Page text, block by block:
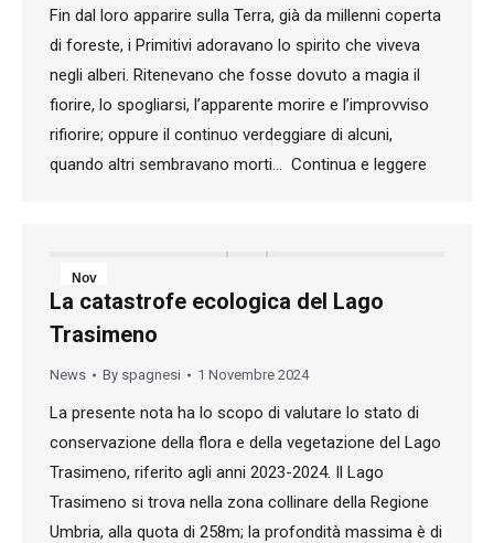
Fin dal loro apparire sulla Terra, già da millenni coperta
di foreste, i Primitivi adoravano lo spirito che viveva
negli alberi. Ritenevano che fosse dovuto a magia il
fiorire, lo spogliarsi, l’apparente morire e l’improvviso
rifiorire; oppure il continuo verdeggiare di alcuni,
quando altri sembravano morti… Continua e leggere
Nov
1
2024
La catastrofe ecologica del Lago
Trasimeno
News By spagnesi 1 Novembre 2024
La presente nota ha lo scopo di valutare lo stato di
conservazione della flora e della vegetazione del Lago
Trasimeno, riferito agli anni 2023-2024. Il Lago
Trasimeno si trova nella zona collinare della Regione
Umbria, alla quota di 258m; la profondità massima è di